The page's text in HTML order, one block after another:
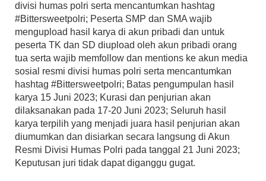
divisi humas polri serta mencantumkan hashtag
#Bittersweetpolri; Peserta SMP dan SMA wajib
mengupload hasil karya di akun pribadi dan untuk
peserta TK dan SD diupload oleh akun pribadi orang
tua serta wajib memfollow dan mentions ke akun media
sosial resmi divisi humas polri serta mencantumkan
hashtag #Bittersweetpolri; Batas pengumpulan hasil
karya 15 Juni 2023; Kurasi dan penjurian akan
dilaksanakan pada 17-20 Juni 2023; Seluruh hasil
karya terpilih yang menjadi juara hasil penjurian akan
diumumkan dan disiarkan secara langsung di Akun
Resmi Divisi Humas Polri pada tanggal 21 Juni 2023;
Keputusan juri tidak dapat diganggu gugat.